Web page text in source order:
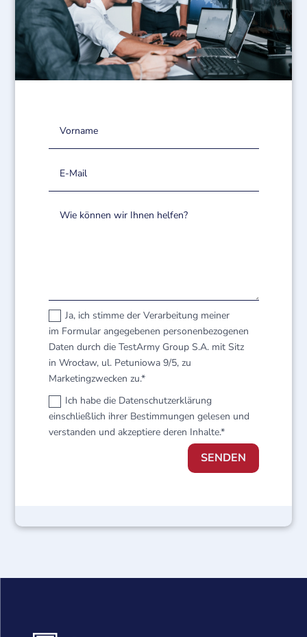
Ja, ich stimme der Verarbeitung meiner
im Formular angegebenen personenbezogenen
Daten durch die TestArmy Group S.A. mit Sitz
in Wrocław, ul. Petuniowa 9/5, zu
Marketingzwecken zu.*
Ich habe die Datenschutzerklärung
einschließlich ihrer Bestimmungen gelesen und
verstanden und akzeptiere deren Inhalte.*
SENDEN